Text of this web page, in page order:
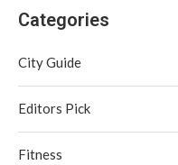
Categories
City Guide
Editors Pick
Fitness